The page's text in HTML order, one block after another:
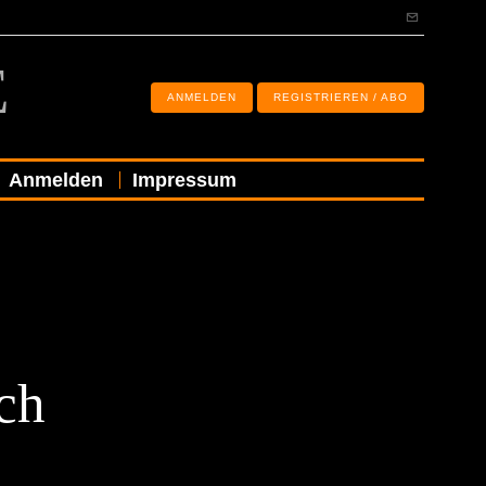
ANMELDEN REGISTRIEREN / ABO
Anmelden Impressum